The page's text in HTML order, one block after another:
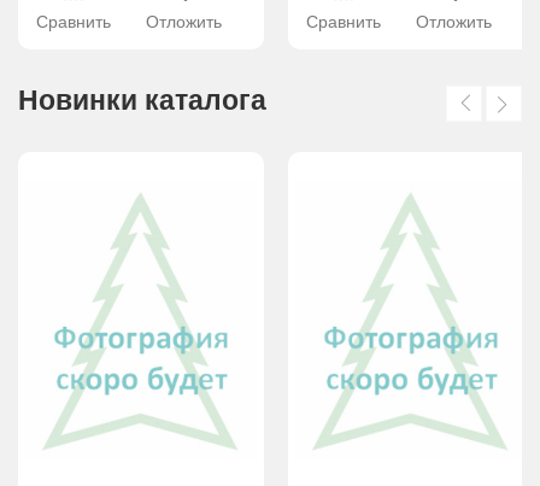
Сравнить Отложить Сравнить Отложить
Новинки каталога